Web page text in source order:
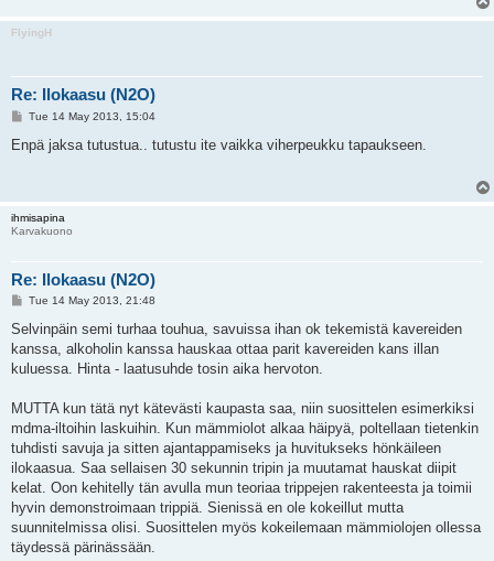
FlyingH
Re: Ilokaasu (N2O)
P
s
Tue 14 May 2013, 15:04
Enpä jaksa tutustua.. tutustu ite vaikka viherpeukku tapaukseen.
ihmisapina
Karvakuono
Re: Ilokaasu (N2O)
P
s
Tue 14 May 2013, 21:48
Selvinpäin semi turhaa touhua, savuissa ihan ok tekemistä kavereiden
kanssa, alkoholin kanssa hauskaa ottaa parit kavereiden kans illan
kuluessa. Hinta - laatusuhde tosin aika hervoton.
MUTTA kun tätä nyt kätevästi kaupasta saa, niin suosittelen esimerkiksi
mdma-iltoihin laskuihin. Kun mämmiolot alkaa häipyä, poltellaan tietenkin
tuhdisti savuja ja sitten ajantappamiseks ja huvitukseks hönkäileen
ilokaasua. Saa sellaisen 30 sekunnin tripin ja muutamat hauskat diipit
kelat. Oon kehitelly tän avulla mun teoriaa trippejen rakenteesta ja toimii
hyvin demonstroimaan trippiä. Sienissä en ole kokeillut mutta
suunnitelmissa olisi. Suosittelen myös kokeilemaan mämmiolojen ollessa
täydessä pärinässään.